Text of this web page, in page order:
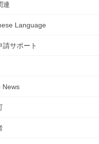
連
Language
請サポート
News